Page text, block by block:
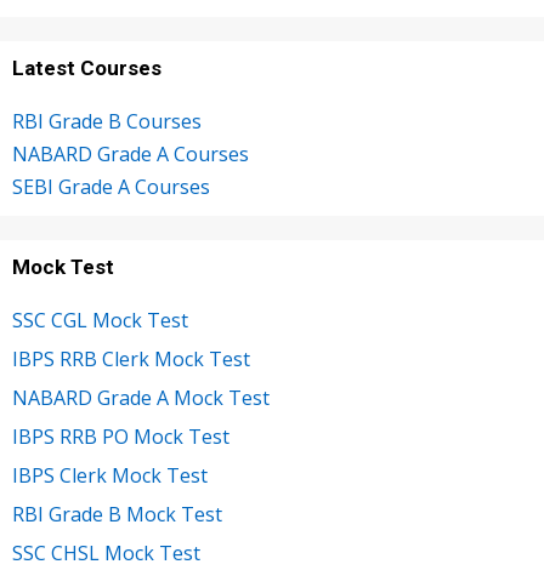
Latest Courses
RBI Grade B Courses
NABARD Grade A Courses
SEBI Grade A Courses
Mock Test
SSC CGL Mock Test
IBPS RRB Clerk Mock Test
NABARD Grade A Mock Test
IBPS RRB PO Mock Test
IBPS Clerk Mock Test
RBI Grade B Mock Test
SSC CHSL Mock Test